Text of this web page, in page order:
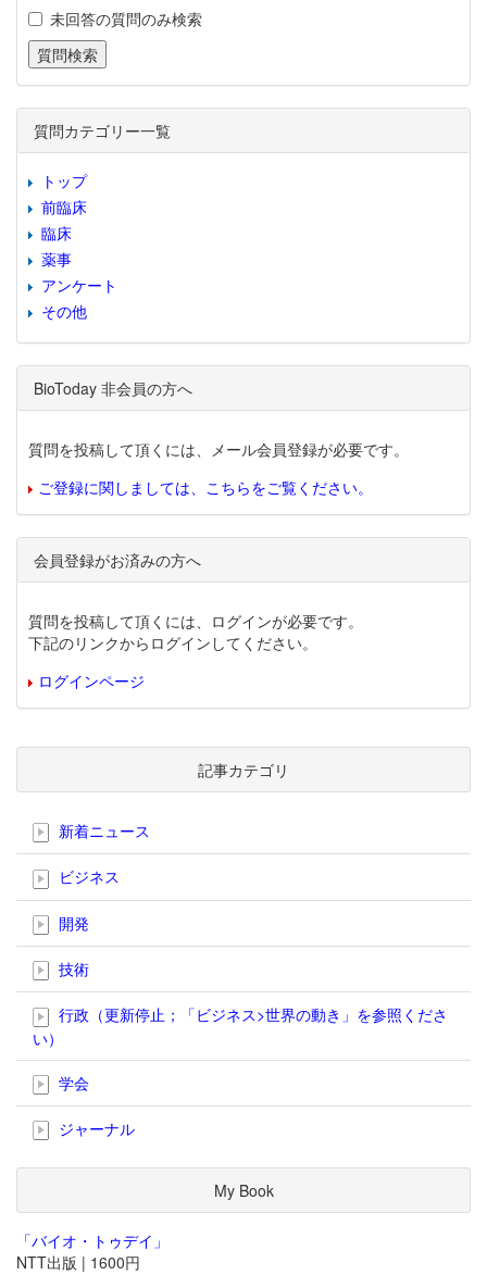
未回答の質問のみ検索
質問カテゴリー一覧
トップ
前臨床
臨床
薬事
アンケート
その他
BioToday 非会員の方へ
質問を投稿して頂くには、メール会員登録が必要です。
ご登録に関しましては、こちらをご覧ください。
会員登録がお済みの方へ
質問を投稿して頂くには、ログインが必要です。
下記のリンクからログインしてください。
ログインページ
記事カテゴリ
新着ニュース
ビジネス
開発
技術
行政（更新停止；「ビジネス>世界の動き」を参照くださ
い）
学会
ジャーナル
My Book
「バイオ・トゥデイ」
NTT出版 | 1600円